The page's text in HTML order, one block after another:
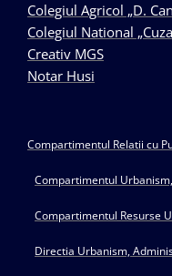
Colegiul Agricol „D.
Colegiul National
Creativ MGS
Notar Husi
Compartimentul Relatii cu
Compartimentul
Compartimentul Resurse
Directia Urbanism,